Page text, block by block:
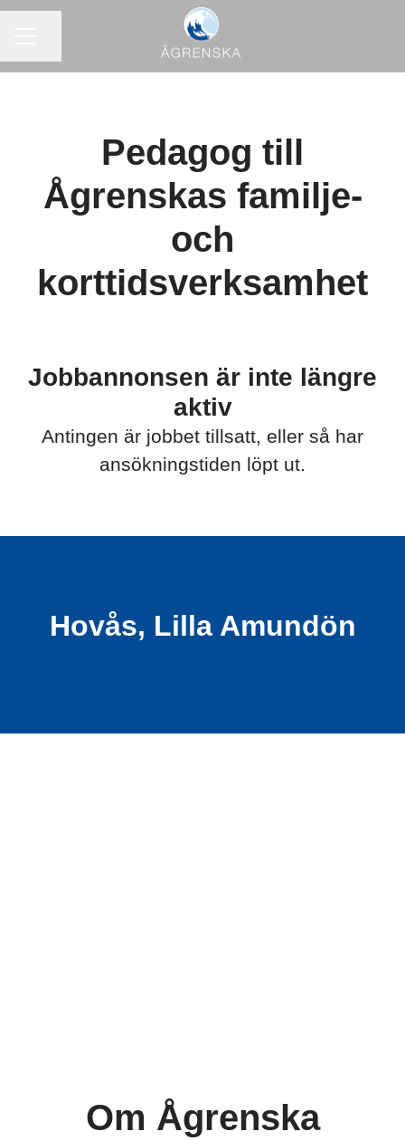
Pedagog till
Ågrenskas familje-
och
korttidsverksamhet
Jobbannonsen är inte längre
aktiv
Antingen är jobbet tillsatt, eller så har
ansökningstiden löpt ut.
Hovås, Lilla Amundön
Om Ågrenska